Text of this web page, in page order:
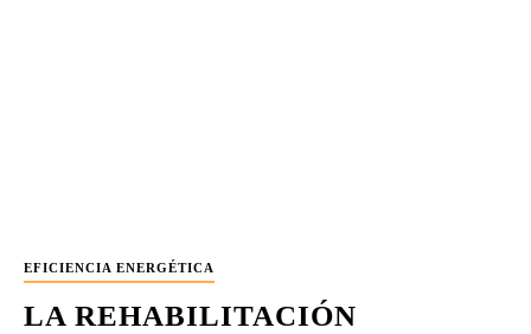
EFICIENCIA ENERGÉTICA
LA REHABILITACIÓN